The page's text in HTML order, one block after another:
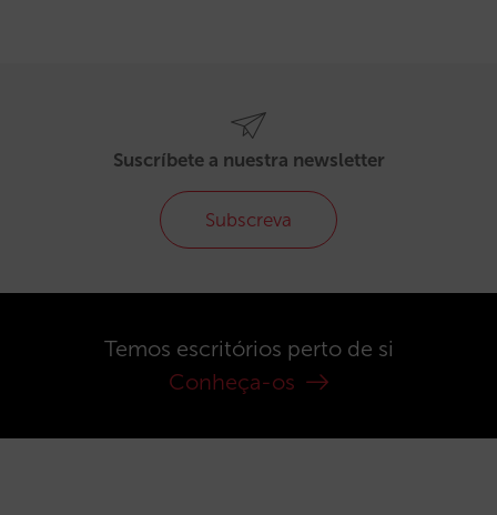
Suscríbete a nuestra newsletter
Subscreva
Temos escritórios perto de si
Conheça-os